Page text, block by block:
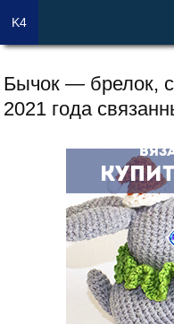
Бычок — брелок,
2021 года
K4